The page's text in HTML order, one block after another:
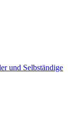
und Selbständige